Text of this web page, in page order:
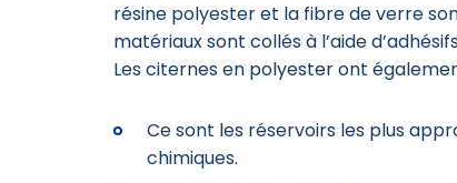
résine polyester et la fibre de verre
matériaux sont collés à l’aide
Les citernes en polyester ont
Ce sont les réservoirs les plus
chimiques.